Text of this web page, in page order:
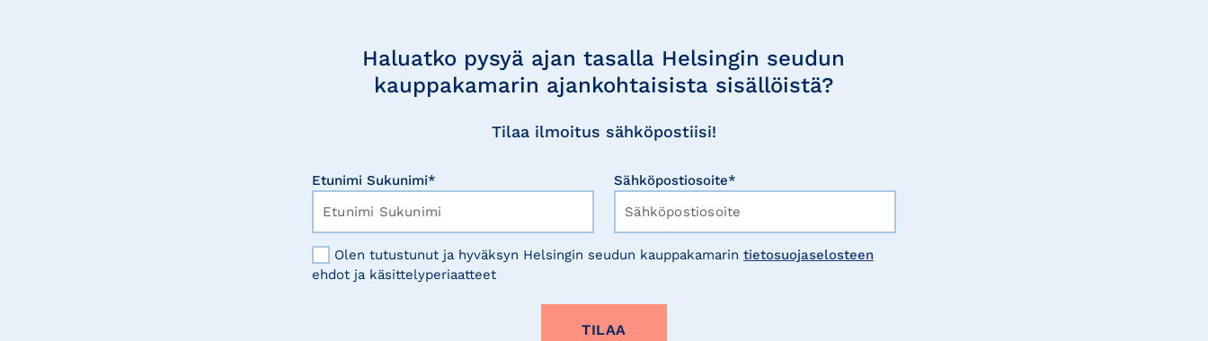
Haluatko pysyä ajan tasalla Helsingin seudun
kauppakamarin ajankohtaisista sisällöistä?
Tilaa ilmoitus sähköpostiisi!
Etunimi Sukunimi* Sähköpostiosoite*
Olen tutustunut ja hyväksyn Helsingin seudun kauppakamarin tietosuojaselosteen
ehdot ja käsittelyperiaatteet